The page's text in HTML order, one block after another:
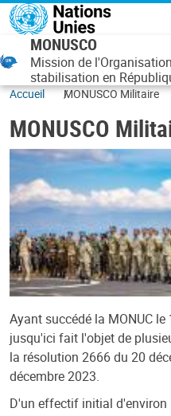
Aller au contenu principal
MONUSCO
Mission de
stabilisation en
Accueil MONUSCO Militaire
MONUSCO
Ayant succédé la MONUC
jusqu'ici fait l'objet de
la résolution 2666 du 20
décembre 2023.
D'un effectif initial d'environ